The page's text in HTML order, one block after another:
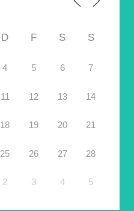
D F S S
4 5 6 7
11 12 13 14
18 19 20 21
25 26 27 28
2 3 4 5